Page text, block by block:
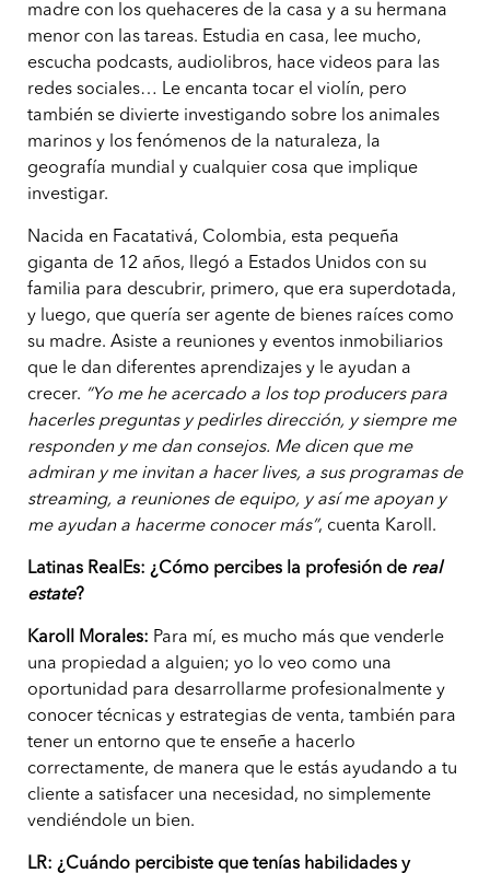
madre con los quehaceres de la casa y a su hermana
menor con las tareas. Estudia en casa, lee mucho,
escucha podcasts, audiolibros, hace videos para las
redes sociales… Le encanta tocar el violín, pero
también se divierte investigando sobre los animales
marinos y los fenómenos de la naturaleza, la
geografía mundial y cualquier cosa que implique
investigar.
Nacida en Facatativá, Colombia, esta pequeña
giganta de 12 años, llegó a Estados Unidos con su
familia para descubrir, primero, que era superdotada,
y luego, que quería ser agente de bienes raíces como
su madre. Asiste a reuniones y eventos inmobiliarios
que le dan diferentes aprendizajes y le ayudan a
crecer. “Yo me he acercado a los top producers para
hacerles preguntas y pedirles dirección, y siempre me
responden y me dan consejos. Me dicen que me
admiran y me invitan a hacer lives, a sus programas de
streaming, a reuniones de equipo, y así me apoyan y
me ayudan a hacerme conocer más”, cuenta Karoll.
Latinas RealEs: ¿Cómo percibes la profesión de real
estate?
Karoll Morales: Para mí, es mucho más que venderle
una propiedad a alguien; yo lo veo como una
oportunidad para desarrollarme profesionalmente y
conocer técnicas y estrategias de venta, también para
tener un entorno que te enseñe a hacerlo
correctamente, de manera que le estás ayudando a tu
cliente a satisfacer una necesidad, no simplemente
vendiéndole un bien.
LR: ¿Cuándo percibiste que tenías habilidades y